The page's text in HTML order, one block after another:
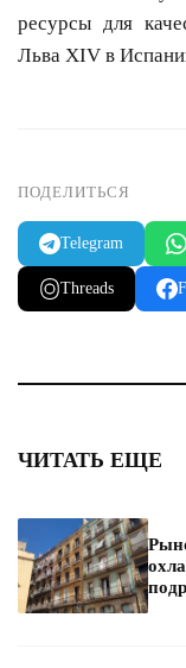
ресурсы для
Льва XIV в
ПОДЕЛИТЬСЯ
Telegram
Threads
ЧИТАТЬ ЕЩЕ